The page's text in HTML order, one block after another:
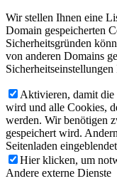
Wir stellen Ihnen eine
Domain gespeicherten
Sicherheitsgründen
von anderen Domains
Aktivieren, damit die
wird und alle Cookies,
werden. Wir benötigen
gespeichert wird.
Seitenladen
Hier klicken, um
Andere externe Dienste